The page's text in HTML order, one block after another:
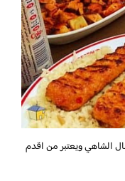
الشاهي ويعتبر من اقدم